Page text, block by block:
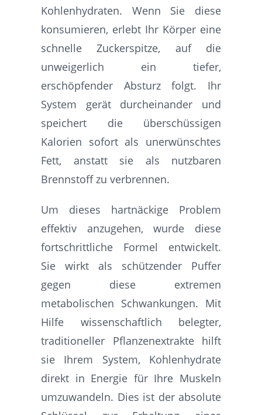
Kohlenhydraten. Wenn Sie diese
konsumieren, erlebt Ihr Körper eine
schnelle Zuckerspitze, auf die
unweigerlich ein tiefer,
erschöpfender Absturz folgt. Ihr
System gerät durcheinander und
speichert die überschüssigen
Kalorien sofort als unerwünschtes
Fett, anstatt sie als nutzbaren
Brennstoff zu verbrennen.
Um dieses hartnäckige Problem
effektiv anzugehen, wurde diese
fortschrittliche Formel entwickelt.
Sie wirkt als schützender Puffer
gegen diese extremen
metabolischen Schwankungen. Mit
Hilfe wissenschaftlich belegter,
traditioneller Pflanzenextrakte hilft
sie Ihrem System, Kohlenhydrate
direkt in Energie für Ihre Muskeln
umzuwandeln. Dies ist der absolute